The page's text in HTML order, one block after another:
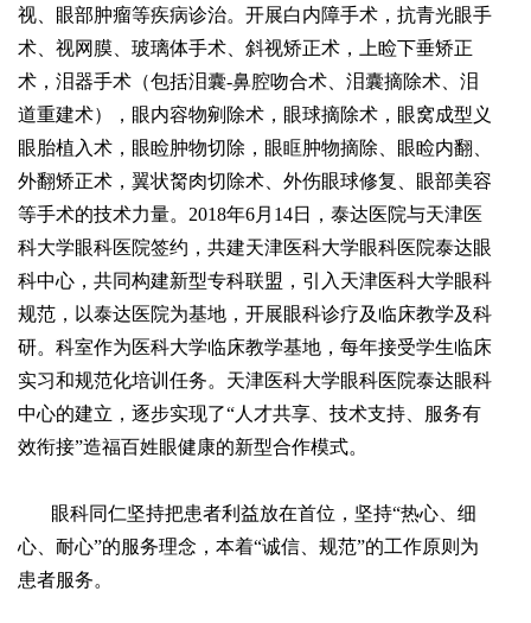
视、眼部肿瘤等疾病诊治。开展白内障手术，抗青光眼手
术、视网膜、玻璃体手术、斜视矫正术，上睑下垂矫正
术，泪器手术（包括泪囊-鼻腔吻合术、泪囊摘除术、泪
道重建术），眼内容物剜除术，眼球摘除术，眼窝成型义
眼胎植入术，眼睑肿物切除，眼眶肿物摘除、眼睑内翻、
外翻矫正术，翼状胬肉切除术、外伤眼球修复、眼部美容
等手术的技术力量。2018年6月14日，泰达医院与天津医
科大学眼科医院签约，共建天津医科大学眼科医院泰达眼
科中心，共同构建新型专科联盟，引入天津医科大学眼科
规范，以泰达医院为基地，开展眼科诊疗及临床教学及科
研。科室作为医科大学临床教学基地，每年接受学生临床
实习和规范化培训任务。天津医科大学眼科医院泰达眼科
中心的建立，逐步实现了“人才共享、技术支持、服务有
效衔接”造福百姓眼健康的新型合作模式。
眼科同仁坚持把患者利益放在首位，坚持“热心、细
心、耐心”的服务理念，本着“诚信、规范”的工作原则为
患者服务。